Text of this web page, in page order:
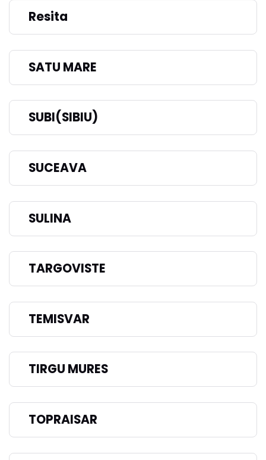
Resita
SATU MARE
SUBI(SIBIU)
SUCEAVA
SULINA
TARGOVISTE
TEMISVAR
TIRGU MURES
TOPRAISAR